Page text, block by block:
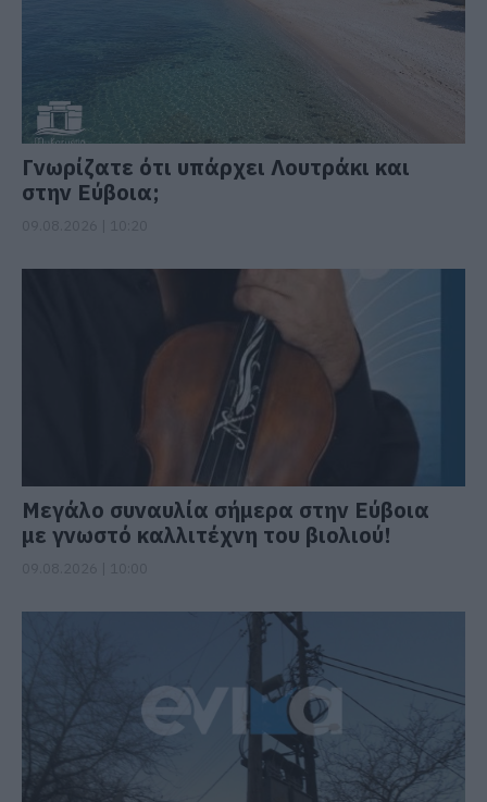
Γνωρίζατε ότι υπάρχει Λουτράκι και
στην Εύβοια;
Μεγάλο συναυλία σήμερα στην Εύβοια
με γνωστό καλλιτέχνη του βιολιού!